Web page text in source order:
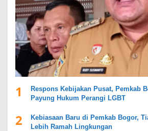
1
Respons Kebijakan Pusat, Pemkab
Payung Hukum Perangi LGBT
2
Kebiasaan Baru di Pemkab Bogor,
Lebih Ramah Lingkungan